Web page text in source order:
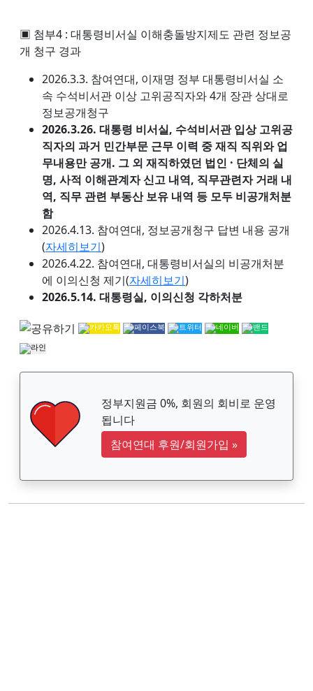
▣ 첨부4 : 대통령비서실 이해충돌방지제도 관련 정보공
개 청구 경과
2026.3.3. 참여연대, 이재명 정부 대통령비서실 소
속 수석비서관 이상 고위공직자와 4개 장관 상대로
정보공개청구
2026.3.26. 대통령 비서실, 수석비서관 입상 고위공
직자의 과거 민간부문 근무 이력 중 재직 직위와 업
무내용만 공개. 그 외 재직하였던 법인 · 단체의 실
명, 사적 이해관계자 신고 내역, 직무관련자 거래 내
역, 직무 관련 부동산 보유 내역 등 모두 비공개처분
함
2026.4.13. 참여연대, 정보공개청구 답변 내용 공개
(자세히보기)
2026.4.22. 참여연대, 대통령비서실의 비공개처분
에 이의신청 제기(자세히보기)
2026.5.14. 대통령실, 이의신청 각하처분
정부지원금 0%, 회원의 회비로 운영
됩니다
참여연대 후원/회원가입 »